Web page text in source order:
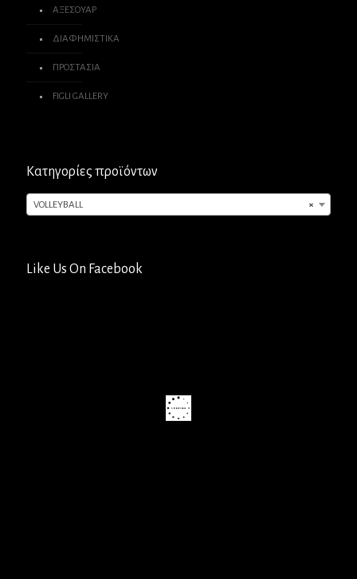
ΑΞΕΣΟΥΑΡ
ΔΙΑΦΗΜΙΣΤΙΚΑ
ΠΡΟΣΤΑΣΙΑ
FIGLI GALLERY
Κατηγορίες προϊόντων
×
VOLLEYBALL
Like Us On Facebook